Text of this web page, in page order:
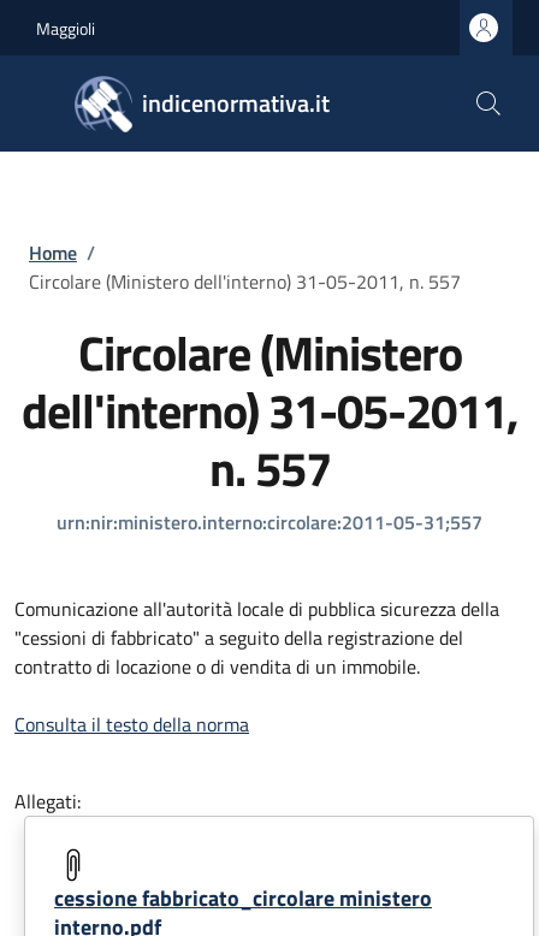
Maggioli
indicenormativa.it
Briciole di pane
Home /
Circolare (Ministero dell'interno) 31-05-2011, n. 557
Circolare (Ministero
dell'interno) 31-05-2011,
n. 557
urn:nir:ministero.interno:circolare:2011-05-31;557
Comunicazione all'autorità locale di pubblica sicurezza della
"cessioni di fabbricato" a seguito della registrazione del
contratto di locazione o di vendita di un immobile.
Consulta il testo della norma
Allegati:
cessione fabbricato_circolare ministero
interno.pdf